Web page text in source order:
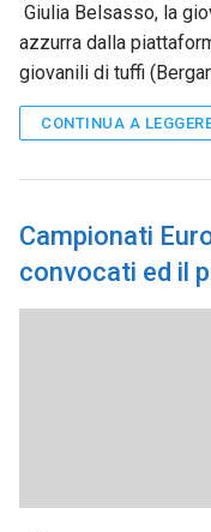
Giulia Belsasso, la
azzurra dalla
giovanili di tuffi
CONTINUA A
Campionati
convocati ed il